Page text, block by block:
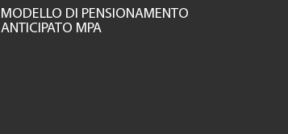
MODELLO DI PENSIONAMENTO
ANTICIPATO MPA